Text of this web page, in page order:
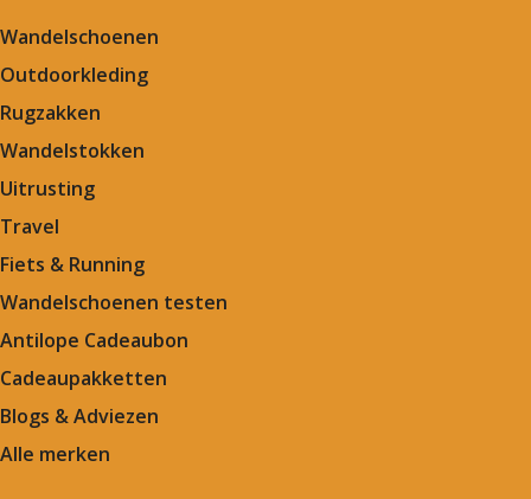
Wandelschoenen
Outdoorkleding
Rugzakken
Wandelstokken
Uitrusting
Travel
Fiets & Running
Wandelschoenen testen
Antilope Cadeaubon
Cadeaupakketten
Blogs & Adviezen
Alle merken